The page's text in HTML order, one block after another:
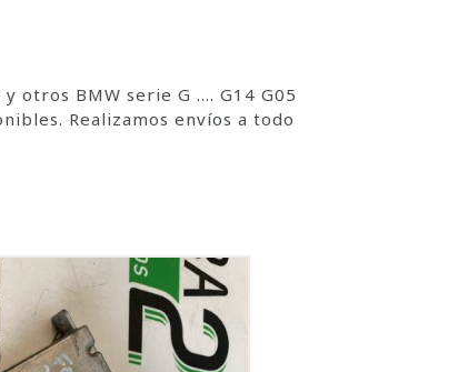
otros BMW serie G …. G14 G05
Realizamos envíos a todo